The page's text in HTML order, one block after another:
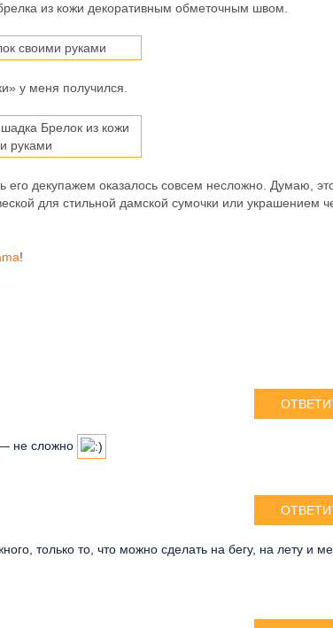
из кожи декоративным обметочным швом.
у меня получился.
его декупажем оказалось совсем несложно. Думаю,
для стильной дамской сумочки или украшением
!
— не сложно
только то, что можно сделать на бегу, на лету и